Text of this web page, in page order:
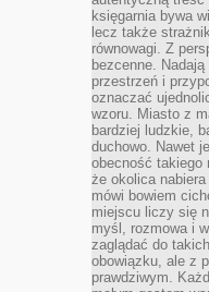
księgarnia bywa
lecz także
równowagi. Z
bezcenne.
przestrzeń i
oznaczać
wzoru. Miasto z
bardziej ludzkie,
duchowo. Nawet
obecność takiego
że okolica
mówi bowiem
miejscu liczy się
myśl, rozmowa i
zaglądać do
obowiązku, ale z
prawdziwym.